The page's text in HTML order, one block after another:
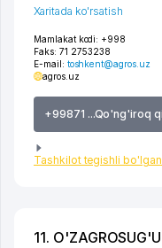
Mamlakat kodi: +998
Faks: 71 2753238
E-mail: toshkent@agros.uz
agros.uz
+99871 ...Qo'ng'iroq
Tashkilot tegishli
Xaritada ko'rsatish
11.